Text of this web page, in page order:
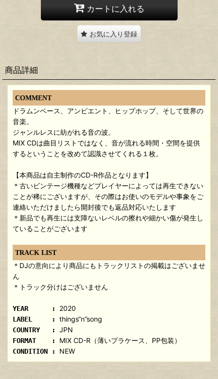
カートに入れる
お気に入り登録
商品詳細
COMMENT
ドラムンベース、アンビエント、ヒップホップ、そして世界の
音楽。
ジャンルレスに紡がれる音の波。
MIX CDは曲目リストではなく、音が流れる時間・空間を提供
するということを改めて認識させてくれる１枚。
【本商品は自主制作のCD-R作品となります】
＊古いビンテージ機種などプレイヤーによっては再生できない
ことが稀にございますが、その際はお使いのモデルや事象をご
連絡いただけましたら開封後でも返品対応いたします
＊新品でも再生には支障ないレベルの擦れや細かい傷が発生し
ていることがございます
TRACK LIST
＊DJの意向により商品にもトラックリストの掲載はございませ
ん
＊トラック分けはございません
YEAR : 2020
LABEL : things“n”song
COUNTRY : JPN
FORMAT : MIX CD-R（薄いプラケース、PP包装）
CONDITION : NEW